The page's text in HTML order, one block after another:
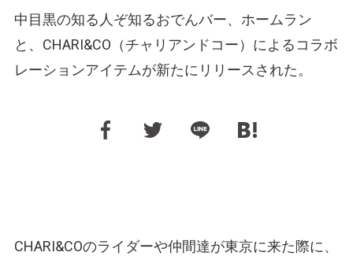
中目黒の知る人ぞ知るおでんバー、ホームラン
と、CHARI&CO（チャリアンドコー）によるコラボ
レーションアイテムが新たにリリースされた。
CHARI&COのライダーや仲間達が東京に来た際に、